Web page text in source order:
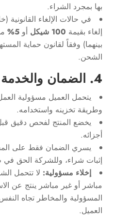
بها بمجرد الشراء.
إلغاء بقيمة 100 شيكل أو5%
بينهما) وفقاً لقانون حماية
الشحن.
4. الضمان والخدمة
يتحمل العميل مسؤولية
وطريقة تخزينه واستخدامه.
يخضع المنتج لفحص دقيق
أجزائه.
يسري الضمان فقط على
إثبات شراء، وللشركة الحق في
إخلاء مسؤولية: لا تتحمل
مباشر أو غير مباشر ينتج عن
المسؤولية والمخاطر تجاه
العميل.